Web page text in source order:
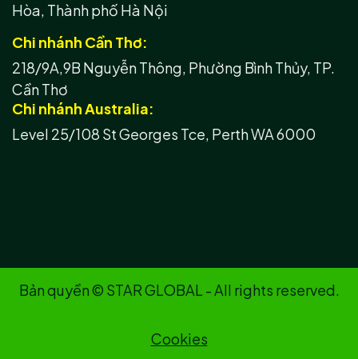
Hòa, Thành phố Hà Nội
Chi nhánh Cần Thơ:
218/9A,9B Nguyễn Thông, Phường Bình Thủy, TP.
Cần Thơ
Chi nhánh Australia:
Level 25/108 St Georges Tce, Perth WA 6000
Bản quyền © STAR GLOBAL - All rights reserved.
Cookies